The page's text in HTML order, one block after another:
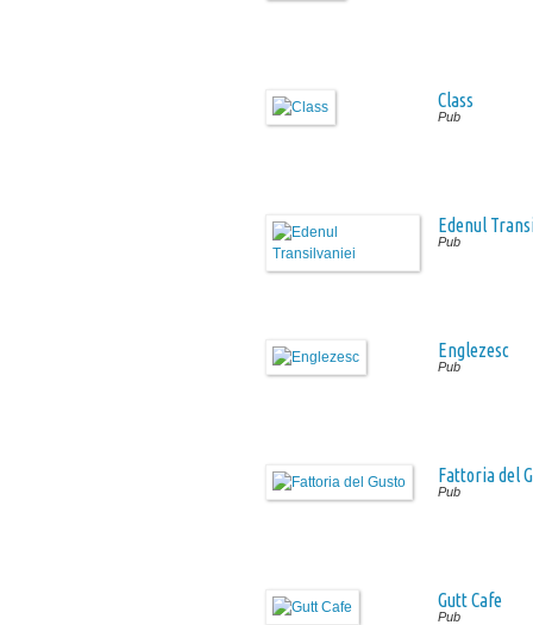
Class
Pub
Edenul
Pub
Englezesc
Pub
Fattoria del
Pub
Gutt Cafe
Pub